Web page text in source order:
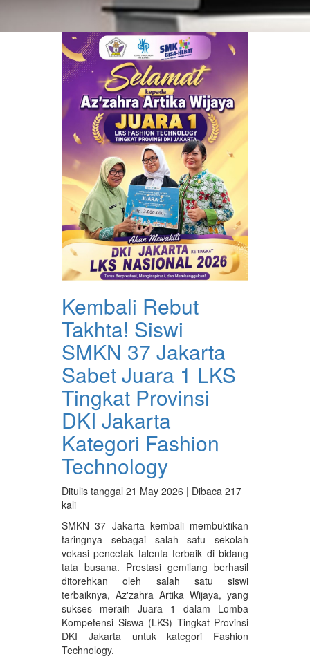
Kembali Rebut
Takhta! Siswi
SMKN 37 Jakarta
Sabet Juara 1 LKS
Tingkat Provinsi
DKI Jakarta
Kategori Fashion
Technology
Ditulis tanggal 21 May 2026 | Dibaca 217
kali
SMKN 37 Jakarta kembali membuktikan
taringnya sebagai salah satu sekolah
vokasi pencetak talenta terbaik di bidang
tata busana. Prestasi gemilang berhasil
ditorehkan oleh salah satu siswi
terbaiknya, Az'zahra Artika Wijaya, yang
sukses meraih Juara 1 dalam Lomba
Kompetensi Siswa (LKS) Tingkat Provinsi
DKI Jakarta untuk kategori Fashion
Technology.